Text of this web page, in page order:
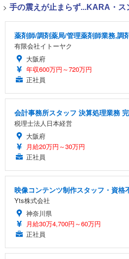
> 手の震えが止まらず...KARA・
薬剤師/調剤薬局/管理薬剤師業務,調
有限会社イトーヤク
大阪府
年収600万円～720万円
正社員
会計事務所スタッフ 決算処理業務
税理士法人日本経営
大阪府
月給20万円～30万円
正社員
映像コンテンツ制作スタッフ・資
Yts株式会社
神奈川県
月給30万4,700円～60万円
正社員